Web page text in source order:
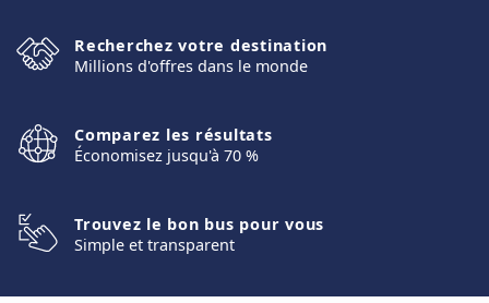
Recherchez votre destination
Millions d'offres dans le monde
Comparez les résultats
Économisez jusqu'à 70 %
Trouvez le bon bus pour vous
Simple et transparent